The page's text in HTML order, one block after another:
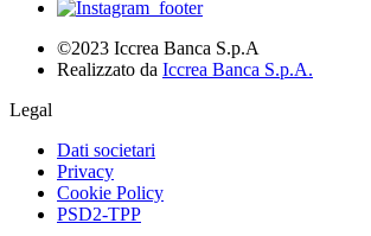
©2023 Iccrea Banca S.p.A
Realizzato da Iccrea Banca S.p.A.
Legal
Dati societari
Privacy
Cookie Policy
PSD2-TPP